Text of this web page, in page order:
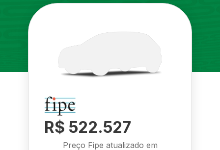
R$ 522.527
Preço Fipe atualizado em